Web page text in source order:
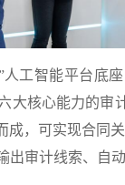
智能平台底
大核心能力的
，可实现合同
审计线索、自